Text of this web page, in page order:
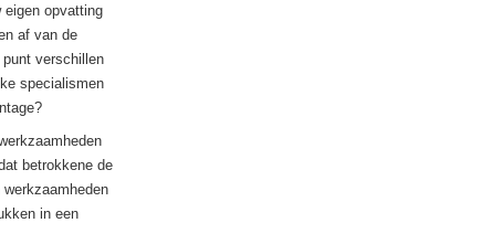
eigen opvatting
af van de
verschillen
specialismen
betrokkene de
in een